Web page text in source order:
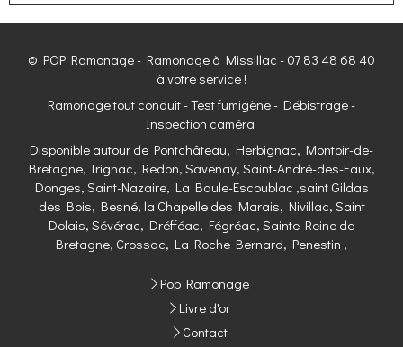
© POP Ramonage - Ramonage à Missillac - 07 83 48 68 40
à votre service !
Ramonage tout conduit - Test fumigène - Débistrage -
Inspection caméra
Disponible autour de Pontchâteau, Herbignac, Montoir-de-
Bretagne, Trignac, Redon, Savenay, Saint-André-des-Eaux,
Donges, Saint-Nazaire, La Baule-Escoublac ,saint Gildas
des Bois, Besné, la Chapelle des Marais, Nivillac, Saint
Dolais, Sévérac, Dréfféac, Fégréac, Sainte Reine de
Bretagne, Crossac, La Roche Bernard, Penestin ,
Pop Ramonage
Livre d'or
Contact